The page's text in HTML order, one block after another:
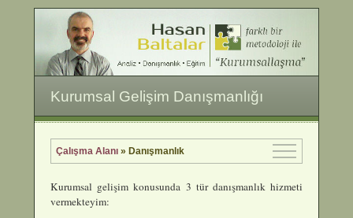
Kurumsal Gelişim Danışmanlığı
Çalışma Alanı » Danışmanlık
Kurumsal gelişim konusunda 3 tür danışmanlık hizmeti
vermekteyim: